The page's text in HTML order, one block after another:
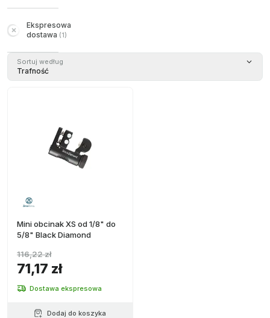
Ekspresowa
dostawa (1)
Sortuj według
Trafność
Mini obcinak XS od 1/8" do
5/8" Black Diamond
71,17 zł
116,22 zł
Dostawa ekspresowa
Dodaj do koszyka